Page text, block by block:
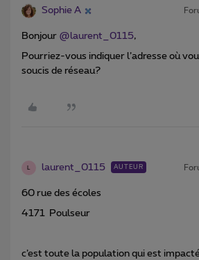
Sophie A
Bonjour @laurent_0115,
Pourriez-vous indiquer l’adresse où
soucis de réseau?
laurent_0115 AUTEUR
60 rue des écoles
4171 Poulseur
c’est toute la population qui est